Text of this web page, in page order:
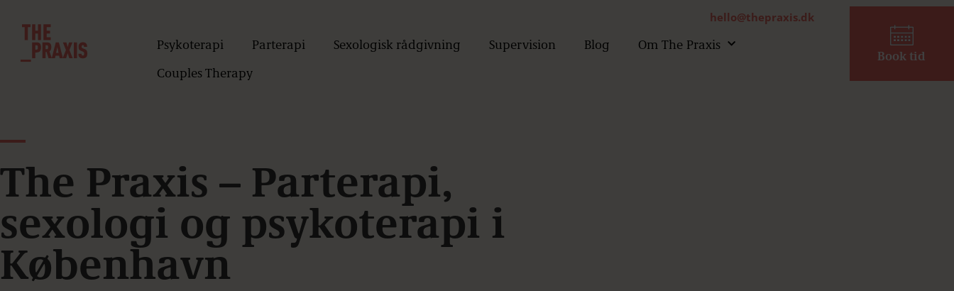
hello@thepraxis.dk
Psykoterapi Parterapi Sexologisk rådgivning Supervision Blog
Om The Praxis
Couples Therapy
Book tid
The Praxis – Parterapi,
sexologi og psykoterapi i
København